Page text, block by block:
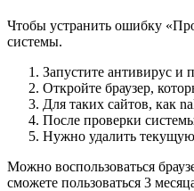
Чтобы устранить ошибку
системы.
Запустите антивирус и
Откройте браузер,
Для таких сайтов, как
После проверки
Нужно удалить текущую
Можно воспользоваться
сможете пользоваться 3